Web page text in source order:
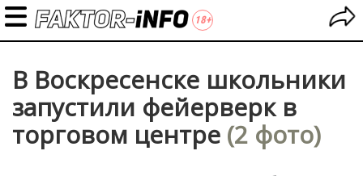
В Воскресенске школьники
запустили фейерверк в
торговом центре (2 фото)